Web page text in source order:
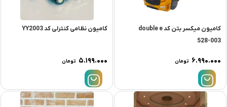
کامیون میکسر بتن کد double e
528-003
۶.۹۹۰.۰۰۰ تومان
کامیون نظامی کنترلی کد YY2003
۵.۱۹۹.۰۰۰ تومان